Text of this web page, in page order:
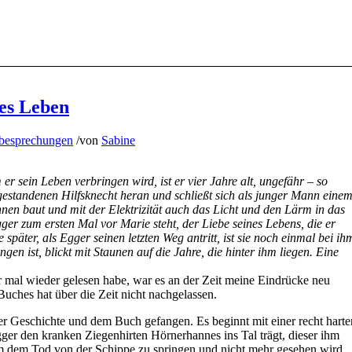
Leben
/von Sabine
sein Leben verbringen wird, ist er vier Jahre alt, ungefähr – so
Hilfsknecht heran und schließt sich als junger Mann einem
baut und mit der Elektrizität auch das Licht und den Lärm in das
zum ersten Mal vor Marie steht, der Liebe seines Lebens, die er
als Egger seinen letzten Weg antritt, ist sie noch einmal bei
ist, blickt mit Staunen auf die Jahre, die hinter ihm liegen. Eine
wieder gelesen habe, war es an der Zeit meine Eindrücke neu
hat über die Zeit nicht nachgelassen.
Geschichte und dem Buch gefangen. Es beginnt mit einer recht
den kranken Ziegenhirten Hörnerhannes ins Tal trägt, dieser ihm
Tod von der Schippe zu springen und nicht mehr gesehen wird.